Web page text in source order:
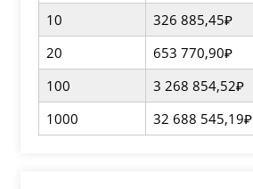
10
326 885,45₽
20
653 770,90₽
100
3 268 854,52₽
1000
32 688 545,19₽